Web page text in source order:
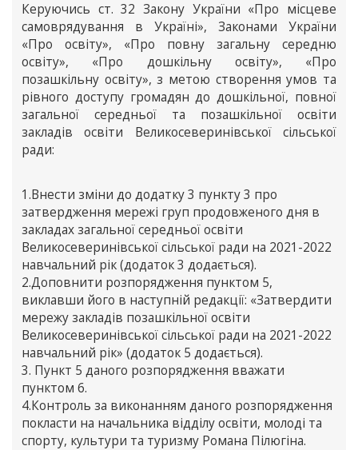
Керуючись ст. 32 Закону України «Про місцеве
самоврядування в Україні», Законами України
«Про освіту», «Про повну загальну середню
освіту», «Про дошкільну освіту», «Про
позашкільну освіту», з метою створення умов та
рівного доступу громадян до дошкільної, повної
загальної середньої та позашкільної освіти
закладів освіти Великосеверинівської сільської
ради:
1.Внести зміни до додатку 3 пункту 3 про
затвердження мережі груп продовженого дня в
закладах загальної середньої освіти
Великосеверинівської сільської ради на 2021-2022
навчальний рік (додаток 3 додається).
2.Доповнити розпорядження пунктом 5,
виклавши його в наступній редакції: «Затвердити
мережу закладів позашкільної освіти
Великосеверинівської сільської ради на 2021-2022
навчальний рік» (додаток 5 додається).
3. Пункт 5 даного розпорядження вважати
пунктом 6.
4.Контроль за виконанням даного розпорядження
покласти на начальника відділу освіти, молоді та
спорту, культури та туризму Романа Пілюгіна.